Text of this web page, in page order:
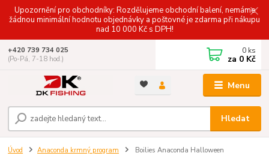
Upozornění pro obchodníky: Rozdělujeme obchodní balení, nemáme
žádnou minimální hodnotu objednávky a poštovné je zdarma při nákupu
nad 10 000 Kč s DPH!
Menu
Hledat
+420 739 734 025
(Po-Pá, 7-18 hod.)
0 ks
za 0 Kč
Úvod Anaconda krmný program Boilies Anaconda Halloween